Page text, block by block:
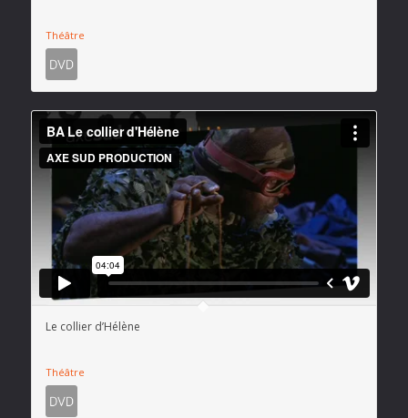
Théâtre
Le collier d’Hélène
Théâtre